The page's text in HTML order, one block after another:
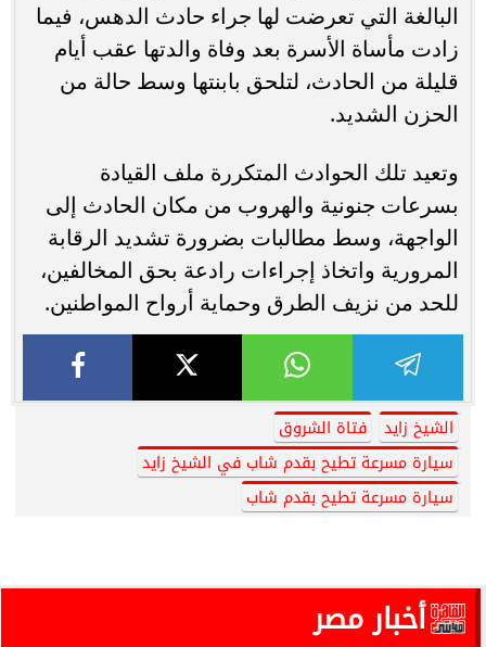
البالغة التي تعرضت لها جراء حادث الدهس، فيما
زادت مأساة الأسرة بعد وفاة والدتها عقب أيام
قليلة من الحادث، لتلحق بابنتها وسط حالة من
الحزن الشديد.
وتعيد تلك الحوادث المتكررة ملف القيادة
بسرعات جنونية والهروب من مكان الحادث إلى
الواجهة، وسط مطالبات بضرورة تشديد الرقابة
المرورية واتخاذ إجراءات رادعة بحق المخالفين،
للحد من نزيف الطرق وحماية أرواح المواطنين.
الشيخ زايد
فتاة الشروق
سيارة مسرعة تطيح بقدم شاب في الشيخ زايد
سيارة مسرعة تطيح بقدم شاب
أخبار مصر